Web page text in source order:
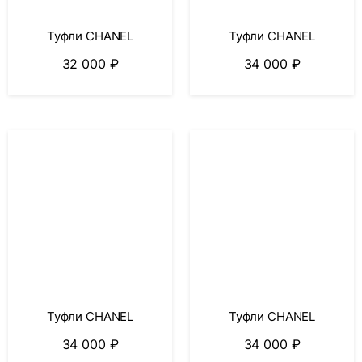
Туфли CHANEL
32 000 ₽
Туфли CHANEL
34 000 ₽
Туфли CHANEL
34 000 ₽
Туфли CHANEL
34 000 ₽